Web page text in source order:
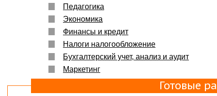
Педагогика
Экономика
Финансы и кредит
Налоги налогообложение
Бухгалтерский учет, анализ и аудит
Маркетинг
Готовые